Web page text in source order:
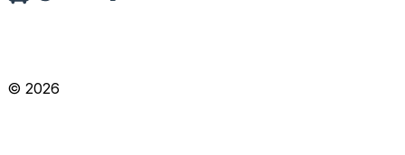
© 2026